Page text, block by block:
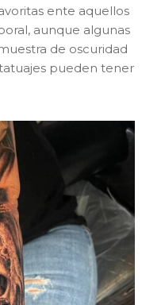
ente aquellos
aunque algunas
de oscuridad
pueden tener